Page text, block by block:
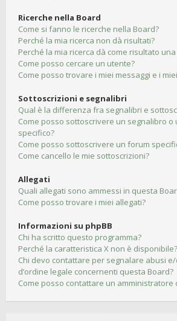
Ricerche nella Board
Come si fanno le ricerche nella Board?
Perché la mia ricerca non dà risultati?
Perché la mia ricerca dà come risultato
Come posso cercare un utente?
Come posso trovare i miei messaggi e i
Sottoscrizioni e segnalibri
Qual è la differenza fra segnalibri e
Come posso sottoscrivere un segnalibro o
specifico?
Come posso sottoscrivere un forum
Come cancello le mie sottoscrizioni?
Allegati
Quali allegati sono ammessi in questa
Come posso trovare i miei allegati?
Informazioni su phpBB
Chi ha scritto questo programma?
Perché la caratteristica X non è disponibile?
Chi devo contattare per segnalare abusi
d’ordine legale concernenti questa Board?
Come posso contattare un amministratore